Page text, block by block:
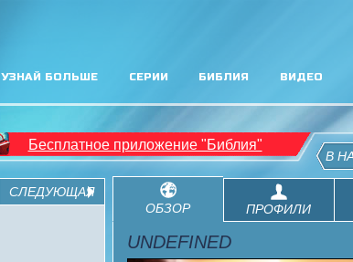
УЗНАЙ БОЛЬШЕ СЕРИИ БИБЛИЯ ВИДЕО